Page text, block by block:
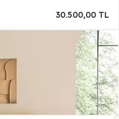
30.500,00 TL